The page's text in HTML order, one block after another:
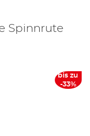
Spinnrute
bis zu
-33%